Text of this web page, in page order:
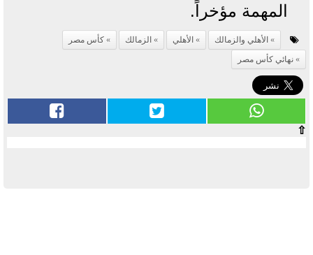
المهمة مؤخراً.
الأهلي والزمالك الأهلي الزمالك
كأس مصر
نهائي كأس مصر
⇧